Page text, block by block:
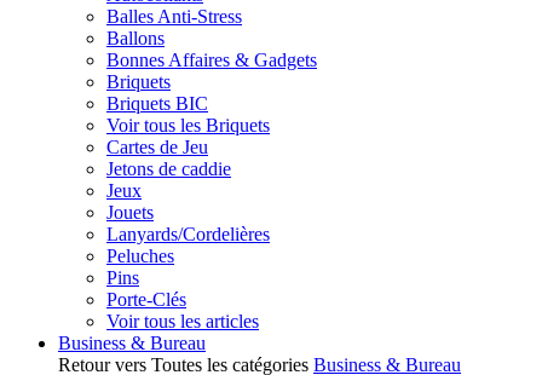
Balles Anti-Stress
Ballons
Bonnes Affaires & Gadgets
Briquets
Briquets BIC
Voir tous les Briquets
Cartes de Jeu
Jetons de caddie
Jeux
Jouets
Lanyards/Cordelières
Peluches
Pins
Porte-Clés
Voir tous les articles
Business & Bureau
Retour vers Toutes les catégories Business & Bureau